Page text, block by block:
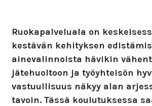
Ruokapalveluala on
kestävän kehityksen
ainevalinnoista hävikin
jätehuoltoon ja työyhteisön
vastuullisuus näkyy alan
tavoin. Tässä koulutuksessa